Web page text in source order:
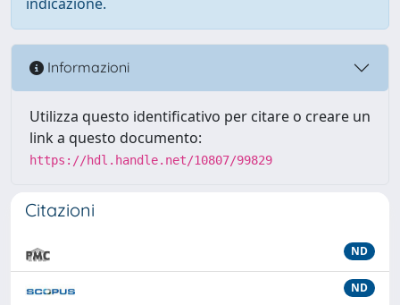
Informazioni
Utilizza questo identificativo per citare o creare un
link a questo documento:
https://hdl.handle.net/10807/99829
Citazioni
ND
ND